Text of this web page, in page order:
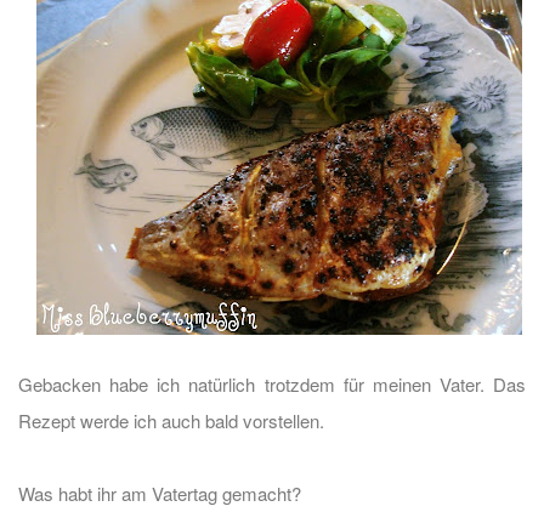
Gebacken habe ich natürlich trotzdem für meinen Vater. Das
Rezept werde ich auch bald vorstellen.
Was habt ihr am Vatertag gemacht?